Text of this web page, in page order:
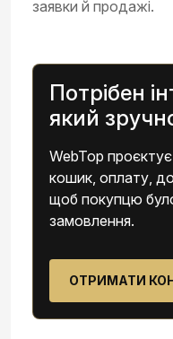
заявки й продажі.
Потрібен
який
WebTop
кошик, оплату,
щоб покупцю
замовлення.
ОТРИМАТИ